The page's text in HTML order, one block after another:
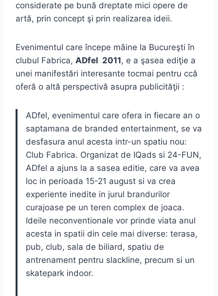
considerate pe bună dreptate mici opere de
artă, prin concept şi prin realizarea ideii.
Evenimentul care începe mâine la Bucureşti în
clubul Fabrica, ADfel 2011, e a şasea ediţie a
unei manifestări interesante tocmai pentru ccă
oferă o altă perspectivă asupra publicităţii :
ADfel, evenimentul care ofera in fiecare an o
saptamana de branded entertainment, se va
desfasura anul acesta intr-un spatiu nou:
Club Fabrica. Organizat de IQads si 24-FUN,
ADfel a ajuns la a sasea editie, care va avea
loc in perioada 15-21 august si va crea
experiente inedite in jurul brandurilor
curajoase pe un teren complex de joaca.
Ideile neconventionale vor prinde viata anul
acesta in spatii din cele mai diverse: terasa,
pub, club, sala de biliard, spatiu de
antrenament pentru slackline, precum si un
skatepark indoor.